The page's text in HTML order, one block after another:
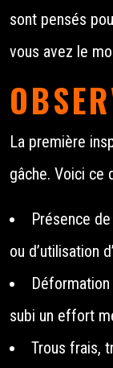
sont pensés
vous avez le
La première
gâche. Voici ce
Présence
ou d’utilisation
subi un effort
Trous frais,